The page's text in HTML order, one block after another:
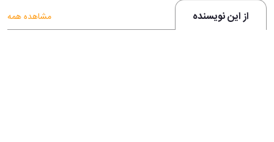
از این نویسنده مشاهده همه